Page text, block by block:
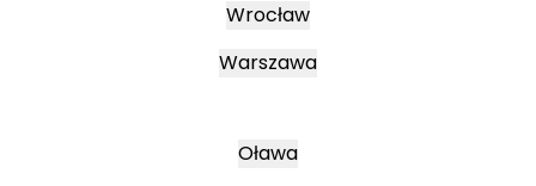
Wrocław
Warszawa
Oława